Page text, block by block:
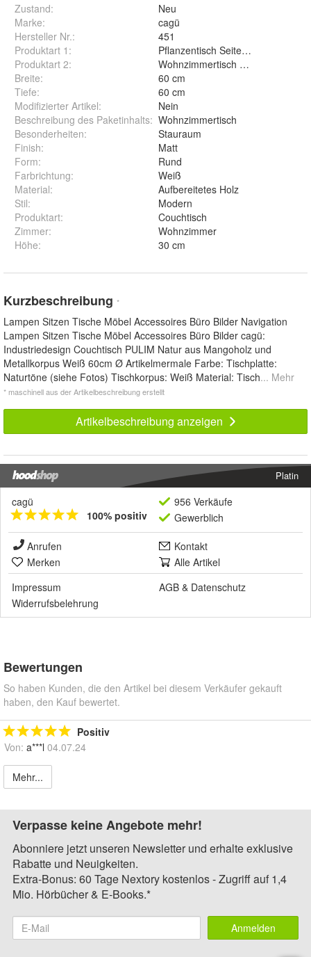
Zustand:
Neu
Marke:
cagü
Hersteller Nr.:
451
Produktart 1 :
Pflanzentisch Seitentisch
Produktart 2:
Wohnzimmertisch Beistelltisch
Breite:
60 cm
Tiefe:
60 cm
Modifizierter Artikel:
Nein
Beschreibung des Paketinhalts: Wohnzimmertisch
Besonderheiten:
Stauraum
Finish:
Matt
Form:
Rund
Farbrichtung:
Weiß
Material:
Aufbereitetes Holz
Stil:
Modern
Produktart:
Couchtisch
Zimmer:
Wohnzimmer
Höhe: 30 cm
Kurzbeschreibung *
Lampen Sitzen Tische Möbel Accessoires Büro Bilder Navigation
Lampen Sitzen Tische Möbel Accessoires Büro Bilder cagü:
Industriedesign Couchtisch PULIM Natur aus Mangoholz und
Metallkorpus Weiß 60cm Ø Artikelmermale Farbe: Tischplatte:
Naturtöne (siehe Fotos) Tischkorpus: Weiß Material: Tisch... Mehr
* maschinell aus der Artikelbeschreibung erstellt
Artikelbeschreibung anzeigen
Platin
cagü
100% positiv
956 Verkäufe
Gewerblich
Anrufen
Kontakt
Merken
Alle Artikel
Impressum
AGB & Datenschutz
Widerrufsbelehrung
Bewertungen
So haben Kunden, die den Artikel bei diesem Verkäufer gekauft
haben, den Kauf bewertet.
Positiv
Von: a***l 04.07.24
Mehr...
Verpasse keine Angebote mehr!
Abonniere jetzt unseren Newsletter und erhalte exklusive
Rabatte und Neuigkeiten.
Extra-Bonus: 60 Tage Nextory kostenlos - Zugriff auf 1,4
Mio. Hörbücher & E-Books.*
Anmelden